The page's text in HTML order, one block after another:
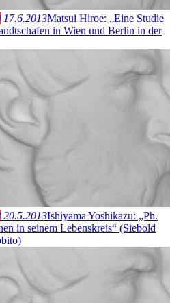
17.6.2013Matsui Hiroe: „Eine Studie
in Wien und Berlin in der
20.5.2013Ishiyama Yoshikazu: „Ph.
in seinem Lebenskreis“ (Siebold